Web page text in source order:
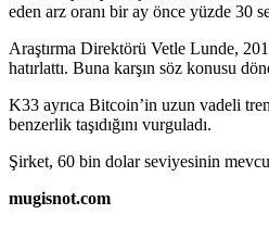
eden arz oranı bir ay önce yüzde 30
Araştırma Direktörü Vetle Lunde,
hatırlattı. Buna karşın söz konusu
K33 ayrıca Bitcoin’in uzun vadeli
benzerlik taşıdığını vurguladı.
Şirket, 60 bin dolar seviyesinin
mugisnot.com